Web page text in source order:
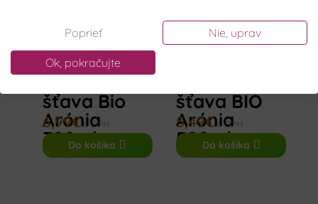
Zamio 100%
ovocná
šťava Bio
Arónia
700ml
notenie
z 5
6,99€s DPH
Do košíka
šťava BIO
Arónia
500ml
notenie4.80
z 5
5,49€s DPH
Do košíka
Poprieť Nie, uprav
Ok, pokračujte